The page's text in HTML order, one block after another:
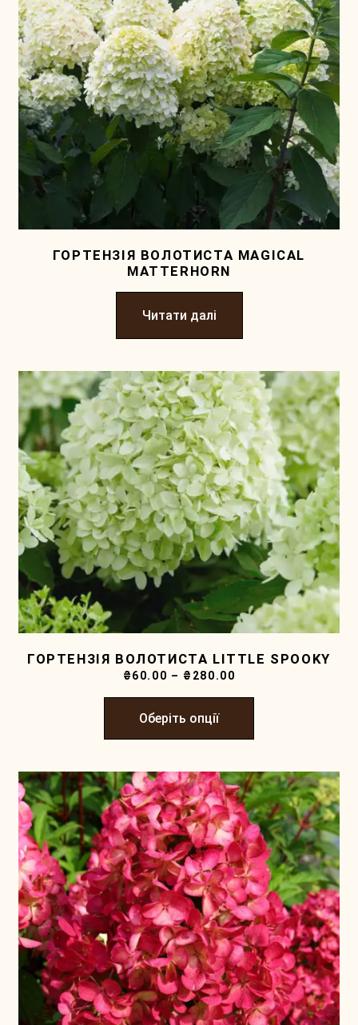
ГОРТЕНЗІЯ ВОЛОТИСТА MAGICAL
MATTERHORN
Читати далі
ГОРТЕНЗІЯ ВОЛОТИСТА LITTLE SPOOKY
₴60.00 – ₴ 280.00
Оберіть опції